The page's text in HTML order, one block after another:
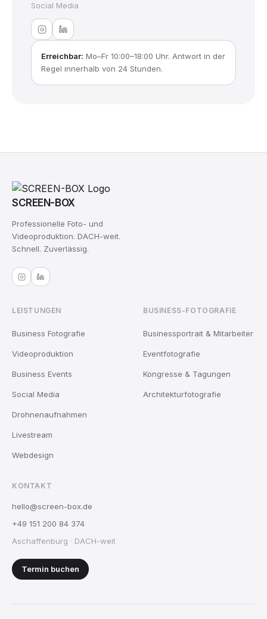
Social Media
Erreichbar: Mo–Fr 10:00–18:00 Uhr. Antwort in der
Regel innerhalb von 24 Stunden.
SCREEN-BOX
Professionelle Foto- und
Videoproduktion. DACH-weit.
Schnell. Zuverlässig.
LEISTUNGEN
Business Fotografie
Videoproduktion
Business Events
Social Media
Drohnenaufnahmen
Livestream
Webdesign
BUSINESS-FOTOGRAFIE
Businessportrait & Mitarbeiter
Eventfotografie
Kongresse & Tagungen
Architekturfotografie
KONTAKT
hello@screen-box.de
+49 151 200 84 374
Aschaffenburg · DACH-weit
Termin buchen